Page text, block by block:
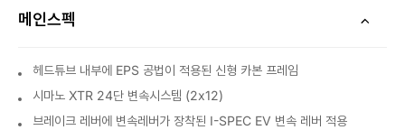
메인스펙
헤드튜브 내부에 EPS 공법이 적용된 신형 카본 프레임
시마노 XTR 24단 변속시스템 (2x12)
브레이크 레버에 변속레버가 장착된 I-SPEC EV 변속 레버 적용